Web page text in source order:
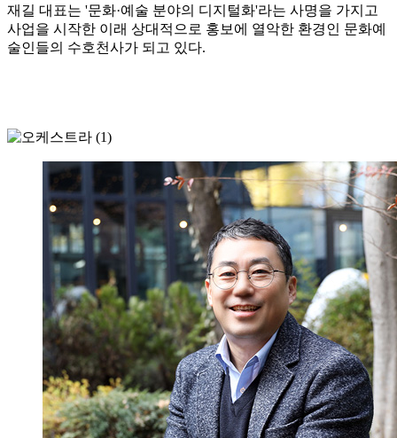
재길 대표는 '문화·예술 분야의 디지털화'라는 사명을 가지고
사업을 시작한 이래 상대적으로 홍보에 열악한 환경인 문화예
술인들의 수호천사가 되고 있다.